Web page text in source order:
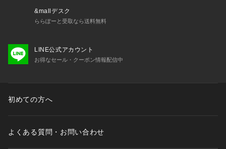
&mallデスク
ららぽーと受取なら送料無料
LINE公式アカウント
お得なセール・クーポン情報配信中
初めての方へ
よくある質問・お問い合わせ